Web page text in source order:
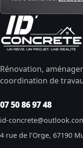
Rénovation,
coordination de
07 50 86 97 48
id-
4 rue de l’Orge, 67190